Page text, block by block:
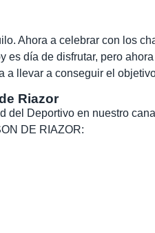
Ahora a celebrar con los
es día de disfrutar, pero
a llevar a conseguir el
Riazor
del Deportivo en nuestro
DE RIAZOR: